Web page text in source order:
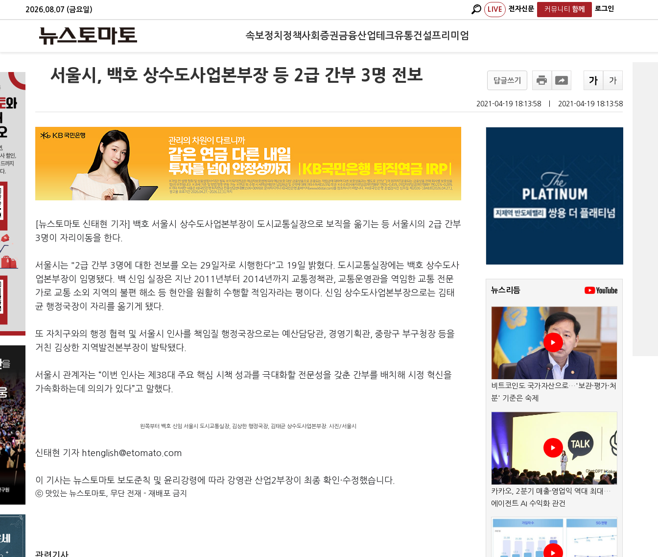
2026.08.07 (금요일) LIVE 전자신문 커뮤니티 함께 로그인
속보정치 정책사회 증권금융산업테크유통건설프리미엄
서울시, 백호 상수도사업본부장 등 2급 간부 3명 전보 답글쓰기
2021-04-19 18:13:58 2021-04-19 18:13:58
[뉴스토마토 신태현 기자] 백호 서울시 상수도사업본부장이 도시교통실장으로 보직을 옮기는 등 서울시의 2급 간부
3명이 자리이동을 한다.
서울시는 "2급 간부 3명에 대한 전보를 오는 29일자로 시행한다"고 19일 밝혔다. 도시교통실장에는 백호 상수도사
업본부장이 임명됐다. 백 신임 실장은 지난 2011년부터 2014년까지 교통정책관, 교통운영관을 역임한 교통 전문
가로 교통 소외 지역의 불편 해소 등 현안을 원활히 수행할 적임자라는 평이다. 신임 상수도사업본부장으로는 김태
균 행정국장이 자리를 옮기게 됐다.
또 자치구와의 행정 협력 및 서울시 인사를 책임질 행정국장으로는 예산담당관, 경영기획관, 중랑구 부구청장 등을
거친 김상한 지역발전본부장이 발탁됐다.
서울시 관계자는 “이번 인사는 제38대 주요 핵심 시책 성과를 극대화할 전문성을 갖춘 간부를 배치해 시정 혁신을
가속화하는데 의의가 있다”고 말했다.
왼쪽부터 백호 신임 서울시 도시교통실장, 김상한 행정국장, 김태균 상수도사업본부장. 사진/서울시
신태현 기자 htenglish@etomato.com
이 기사는 뉴스토마토 보도준칙 및 윤리강령에 따라 강영관 산업2부장이 최종 확인·수정했습니다.
ⓒ 맛있는 뉴스토마토, 무단 전재 - 재배포 금지
뉴스리듬
비트코인도 국가자산으로…'보관·평가·처
분' 기준은 숙제
카카오, 2분기 매출·영업익 역대 최대…
에이전트 AI 수익화 관건